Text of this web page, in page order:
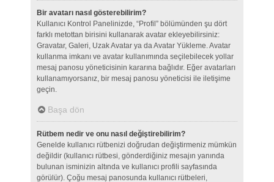
Bir avatarı nasıl gösterebilirim?
Kullanıcı Kontrol Panelinizde, “Profil” bölümünden şu dört
farklı metottan birisini kullanarak avatar ekleyebilirsiniz:
Gravatar, Galeri, Uzak Avatar ya da Avatar Yükleme. Avatar
kullanma imkanı ve avatar kullanımında seçilebilecek yollar
mesaj panosu yöneticisinin kararına bağlıdır. Eğer avatarları
kullanamıyorsanız, bir mesaj panosu yöneticisi ile iletişime
geçin.
Başa dön
Rütbem nedir ve onu nasıl değiştirebilirim?
Genelde kullanıcı rütbenizi doğrudan değiştirmeniz mümkün
değildir (kullanıcı rütbesi, gönderdiğiniz mesajın yanında
bulunan isminizin altında ve kullanıcı profili sayfasında
görülür). Çoğu mesaj panosunda kullanıcı rütbeleri,